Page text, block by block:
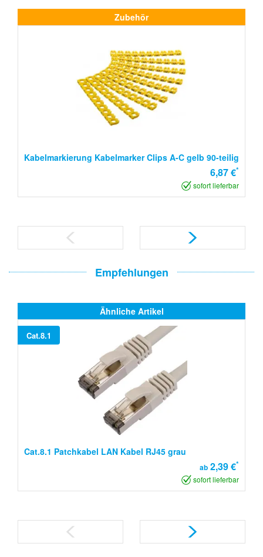
Zubehör
Kabelmarkierung Kabelmarker Clips A-C gelb 90-teilig
6,87 €*
sofort lieferbar
Empfehlungen
Ähnliche Artikel
Cat.8.1
Cat.8.1 Patchkabel LAN Kabel RJ45 grau
ab 2,39 €*
sofort lieferbar